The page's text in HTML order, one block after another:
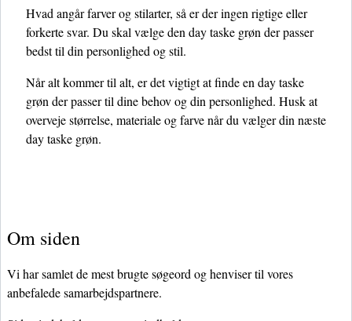
Hvad angår farver og stilarter, så er der ingen rigtige eller
forkerte svar. Du skal vælge den day taske grøn der passer
bedst til din personlighed og stil.
Når alt kommer til alt, er det vigtigt at finde en day taske
grøn der passer til dine behov og din personlighed. Husk at
overveje størrelse, materiale og farve når du vælger din næste
day taske grøn.
Om siden
Vi har samlet de mest brugte søgeord og henviser til vores
anbefalede samarbejdspartnere.